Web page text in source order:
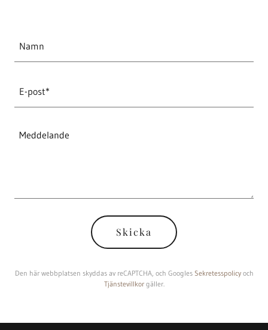
Namn
E-post*
Skicka
Den här webbplatsen skyddas av reCAPTCHA, och Googles Sekretesspolicyoch
Tjänstevillkorgäller.